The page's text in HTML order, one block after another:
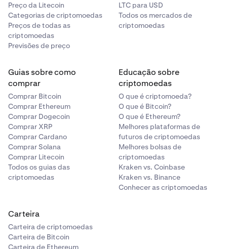
Preço da Litecoin
Categorias de criptomoedas
Preços de todas as
criptomoedas
Previsões de preço
LTC para USD
Todos os mercados de
criptomoedas
Guias sobre como
comprar
Comprar Bitcoin
Comprar Ethereum
Comprar Dogecoin
Comprar XRP
Comprar Cardano
Comprar Solana
Comprar Litecoin
Todos os guias das
criptomoedas
Educação sobre
criptomoedas
O que é criptomoeda?
O que é Bitcoin?
O que é Ethereum?
Melhores plataformas de
futuros de criptomoedas
Melhores bolsas de
criptomoedas
Kraken vs. Coinbase
Kraken vs. Binance
Conhecer as criptomoedas
Carteira
Carteira de criptomoedas
Carteira de Bitcoin
Carteira de Ethereum